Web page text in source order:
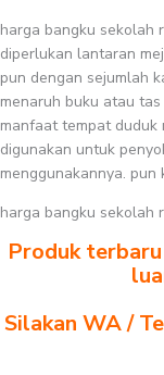
harga bangku sekolah
diperlukan lantaran
pun dengan sejumlah
menaruh buku atau
manfaat tempat duduk
digunakan untuk
menggunakannya.
harga bangku sekolah
Produk
Silakan WA /